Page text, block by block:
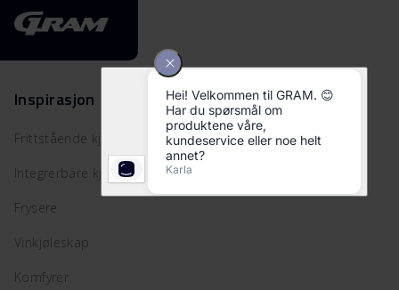
Inspirasjon
Frittstående kjøleskap
Integrerbare kjøleskap
Frysere
Vinkjøleskap
Komfyrer